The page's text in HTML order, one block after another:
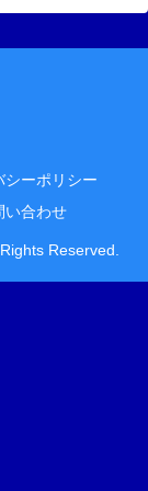
シーポリシー
い合わせ
Reserved.